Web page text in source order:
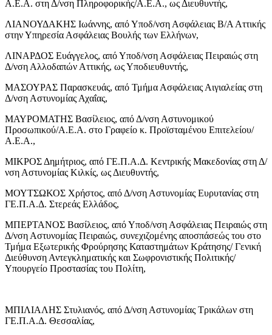
Α.Ε.Α. στη Δ/νση Πληροφορικής/Α.Ε.Α., ως Διευθυντής,
ΛΙΑΝΟΥΔΑΚΗΣ Ιωάννης, από Υποδ/νση Ασφάλειας Β/Α Αττικής
στην Υπηρεσία Ασφάλειας Βουλής των Ελλήνων,
ΛΙΝΑΡΔΟΣ Ευάγγελος, από Υποδ/νση Ασφάλειας Πειραιώς στη
Δ/νση Αλλοδαπών Αττικής, ως Υποδιευθυντής,
ΜΑΣΟΥΡΑΣ Παρασκευάς, από Τμήμα Ασφάλειας Αιγιαλείας στη
Δ/νση Αστυνομίας Αχαΐας,
ΜΑΥΡΟΜΑΤΗΣ Βασίλειος, από Δ/νση Αστυνομικού
Προσωπικού/Α.Ε.Α. στο Γραφείο κ. Προϊσταμένου Επιτελείου/
Α.Ε.Α.,
ΜΙΚΡΟΣ Δημήτριος, από ΓΕ.Π.Α.Δ. Κεντρικής Μακεδονίας στη Δ/
νση Αστυνομίας Κιλκίς, ως Διευθυντής,
ΜΟΥΤΣΩΚΟΣ Χρήστος, από Δ/νση Αστυνομίας Ευρυτανίας στη
ΓΕ.Π.Α.Δ. Στερεάς Ελλάδος,
ΜΠΕΡΤΑΝΟΣ Βασίλειος, από Υποδ/νση Ασφάλειας Πειραιώς στη
Δ/νση Αστυνομίας Πειραιώς, συνεχιζομένης αποσπάσεώς του στο
Τμήμα Εξωτερικής Φρούρησης Καταστημάτων Κράτησης/ Γενική
Διεύθυνση Αντεγκληματικής και Σωφρονιστικής Πολιτικής/
Υπουργείο Προστασίας του Πολίτη,
ΜΠΙΛΙΑΛΗΣ Στυλιανός, από Δ/νση Αστυνομίας Τρικάλων στη
ΓΕ.Π.Α.Δ. Θεσσαλίας,